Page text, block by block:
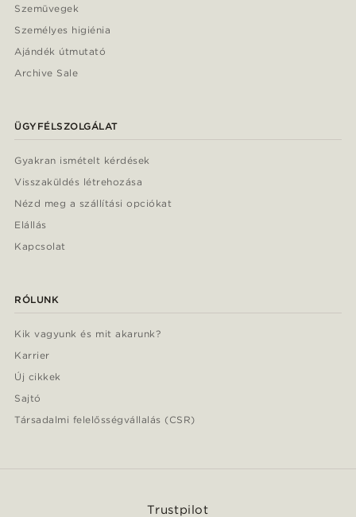
Szemüvegek
Személyes higiénia
Ajándék útmutató
Archive Sale
ÜGYFÉLSZOLGÁLAT
Gyakran ismételt kérdések
Visszaküldés létrehozása
Nézd meg a szállítási opciókat
Elállás
Kapcsolat
RÓLUNK
Kik vagyunk és mit akarunk?
Karrier
Új cikkek
Sajtó
Társadalmi felelősségvállalás (CSR)
Trustpilot